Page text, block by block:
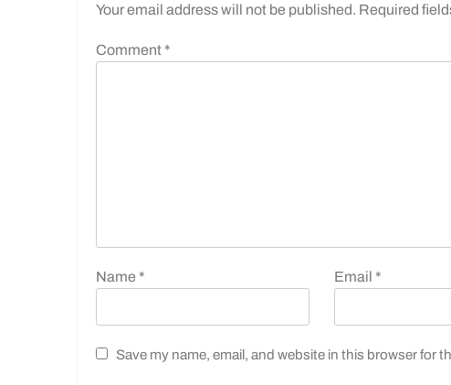
Your email address will not be published. Required
Comment *
Name * Email *
Save my name, email, and website in this browser for